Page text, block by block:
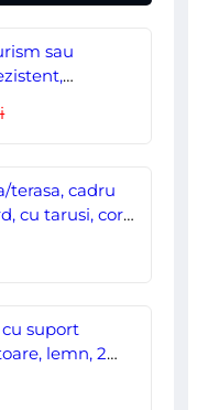
sau
Prețul
a
fost:
Prețul
este:
178,00 lei.
terasa, cadru
cu tarusi, corzi
suport
lemn, 2